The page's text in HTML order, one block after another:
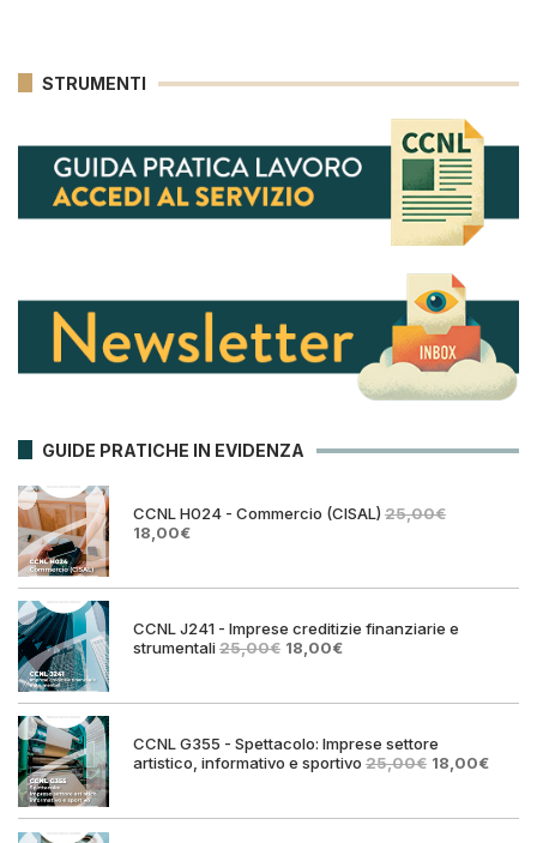
STRUMENTI
GUIDE PRATICHE IN EVIDENZA
CCNL H024 - Commercio (CISAL) 25,00€
Il
era:
18,00€Il
è:
CCNL J241 - Imprese creditizie finanziarie e
strumentali25,00€ Il
era:
18,00€Il
è:
CCNL G355 - Spettacolo: Imprese settore
artistico, informativo e sportivo 25,00€ Il
era:
18,00€Il
è: